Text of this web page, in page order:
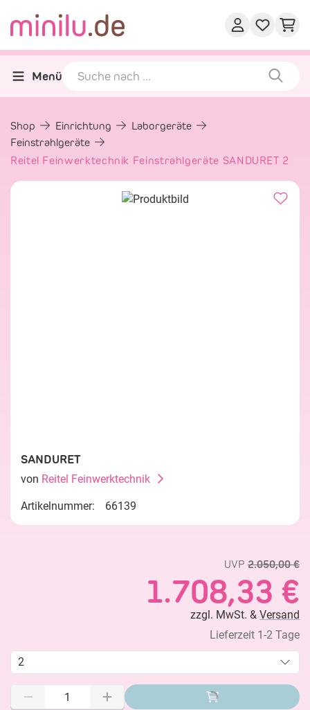
Menü
Shop Einrichtung
Laborgeräte
Feinstrahlgeräte
Reitel Feinwerktechnik Feinstrahlgeräte SANDURET 2
SANDURET
von Reitel Feinwerktechnik
Artikelnummer: 66139
UVP 2.050,00 €
1.708,33 €
zzgl. MwSt. & Versand
Lieferzeit 1-2 Tage
2